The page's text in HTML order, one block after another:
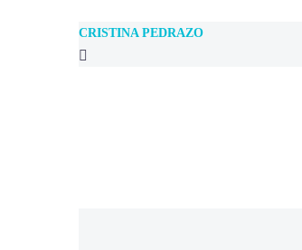
CRISTINA PEDRAZO
